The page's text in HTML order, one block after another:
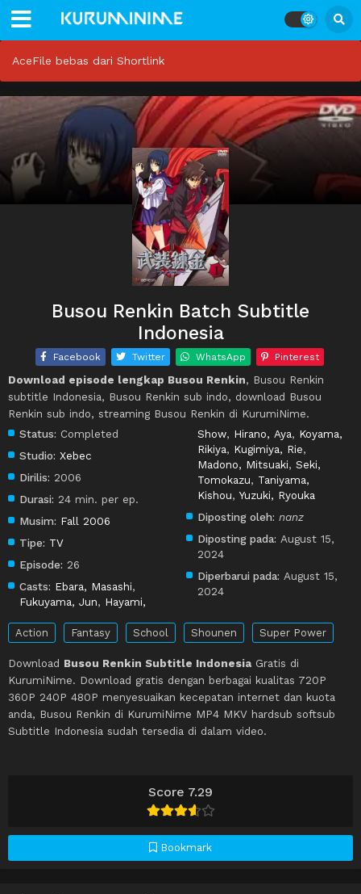
AceFile bebas dari Shortlink
Score 7.29
Bookmark
Busou Renkin Batch Subtitle
Indonesia
Facebook Twitter WhatsApp Pinterest
Download episode lengkap Busou Renkin, Busou Renkin
subtitle Indonesia, Busou Renkin sub indo, download Busou
Renkin sub indo, streaming Busou Renkin di KurumiNime.
Status: Completed
Studio: Xebec
Dirilis: 2006
Durasi: 24 min. per ep.
Musim: Fall 2006
Tipe: TV
Episode: 26
Casts: Ebara, Masashi,
Fukuyama, Jun, Hayami,
Show, Hirano, Aya, Koyama,
Rikiya, Kugimiya, Rie,
Madono, Mitsuaki,Seki,
Tomokazu, Taniyama,
Kishou,Yuzuki, Ryouka
Diposting oleh: nanz
Diposting pada: August 15,
2024
Diperbarui pada: August 15,
2024
Action Fantasy School Shounen Super Power
Download Busou Renkin Subtitle Indonesia Gratis di
KurumiNime. Download gratis dengan berbagai kualitas 720P
360P 240P 480P menyesuaikan kecepatan internet dan kuota
anda, Busou Renkin di KurumiNime MP4 MKV hardsub softsub
Subtitle Indonesia sudah tersedia di dalam video.